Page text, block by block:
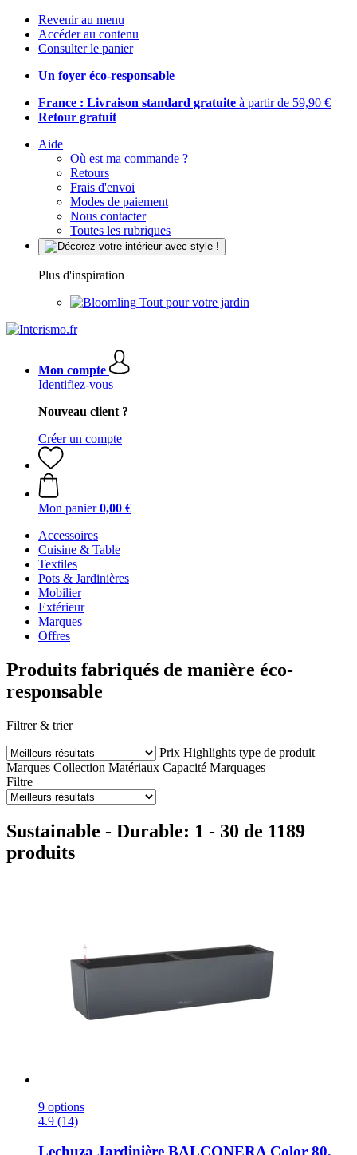
Revenir au menu
Accéder au contenu
Consulter le panier
Un foyer éco-responsable
France : Livraison standard gratuite à partir de 59,90 €
Retour gratuit
Aide
Où est ma commande ?
Retours
Frais d'envoi
Modes de paiement
Nous contacter
Toutes les rubriques
Plus d'inspiration
Tout pour votre jardin
Mon compte
Identifiez-vous
Nouveau client ?
Créer un compte
Mon panier 0,00 €
Accessoires
Cuisine & Table
Textiles
Pots & Jardinières
Mobilier
Extérieur
Marques
Offres
Produits fabriqués de manière éco-
responsable
Filtrer & trier
Prix Highlights type de produit
Marques Collection Matériaux Capacité Marquages
Filtre
Sustainable - Durable: 1 - 30 de 1189
produits
9 options
4.9 (14)